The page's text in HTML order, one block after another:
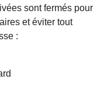
sont fermés pour
et éviter tout
: